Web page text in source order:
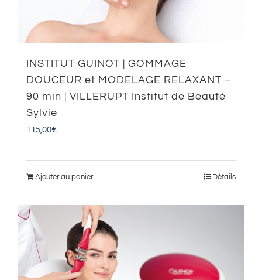
INSTITUT GUINOT | GOMMAGE
DOUCEUR et MODELAGE RELAXANT –
90 min | VILLERUPT Institut de Beauté
Sylvie
115,00€
Ajouter au panier Détails